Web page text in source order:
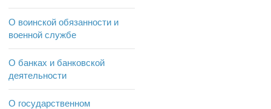
О воинской обязанности и
военной службе
О банках и банковской
деятельности
О государственном